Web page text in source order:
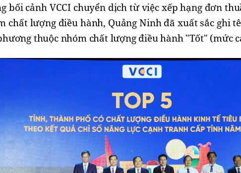
bối cảnh VCCI chuyển dịch từ việc xếp hạng đơn
chất lượng điều hành, Quảng Ninh đã xuất sắc ghi
thuộc nhóm chất lượng điều hành "Tốt" (mức